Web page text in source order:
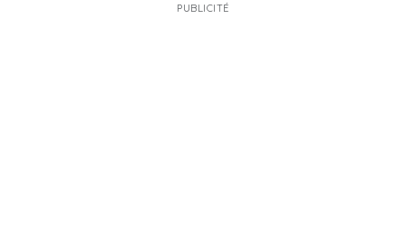
PUBLICITÉ